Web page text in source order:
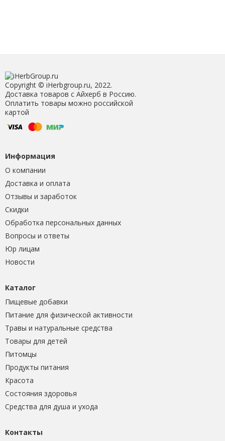
Copyright © iHerbgroup.ru, 2022.
Доставка товаров с Айхерб в Россию.
Оплатить товары можно российской
картой
Информация
О компании
Доставка и оплата
Отзывы и заработок
Скидки
Обработка персональных данных
Вопросы и ответы
Юр лицам
Новости
Каталог
Пищевые добавки
Питание для физической активности
Травы и натуральные средства
Товары для детей
Питомцы
Продукты питания
Красота
Состояния здоровья
Средства для душа и ухода
Контакты